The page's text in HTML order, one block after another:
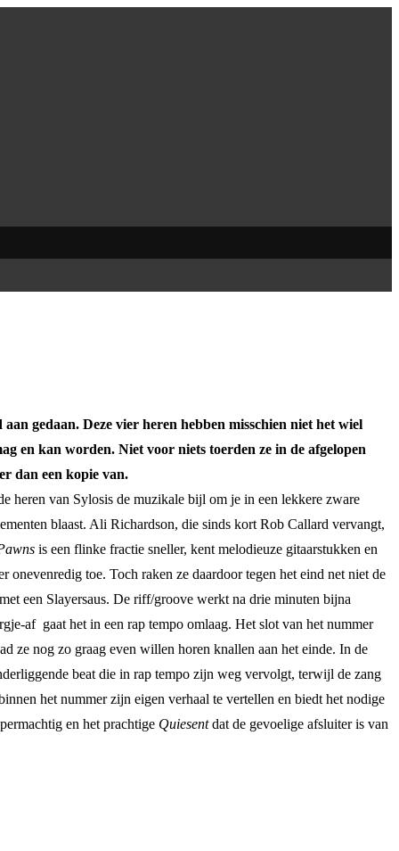
gedaan. Deze vier heren hebben misschien niet het wiel
en kan worden. Niet voor niets toerden ze in de afgelopen
dan een kopie van.
heren van Sylosis de muzikale bijl om je in een lekkere zware
blaast. Ali Richardson, die sinds kort Rob Callard vervangt,
is een flinke fractie sneller, kent melodieuze gitaarstukken en
onevenredig toe. Toch raken ze daardoor tegen het eind net niet de
een Slayersaus. De riff/groove werkt na drie minuten bijna
af gaat het in een rap tempo omlaag. Het slot van het nummer
ze nog zo graag even willen horen knallen aan het einde. In de
beat die in rap tempo zijn weg vervolgt, terwijl de zang
het nummer zijn eigen verhaal te vertellen en biedt het nodige
en het prachtige Quiesentdat de gevoelige afsluiter is van